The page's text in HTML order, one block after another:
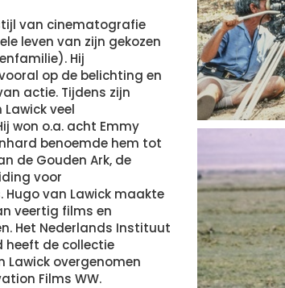
van cinematografie
leven van zijn gekozen
Hij
op de belichting en
actie. Tijdens zijn
veel
won o.a. acht Emmy
benoemde hem tot
de Gouden Ark, de
voor
Hugo van Lawick maakte
veertig films en
Het Nederlands Instituut
heeft de collectie
overgenomen
Films WW.